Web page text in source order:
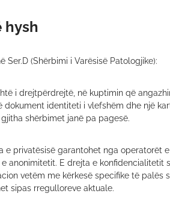
hysh
Ser.D (Shërbimi i Varësisë Patologjike):
i drejtpërdrejtë, në kuptimin që
dokument identiteti i vlefshëm dhe një
shërbimet janë pa pagesë.
e privatësisë garantohet nga operatorët
anonimitetit. E drejta e konfidencialitetit
vetëm me kërkesë specifike të palës
sipas rregulloreve aktuale.